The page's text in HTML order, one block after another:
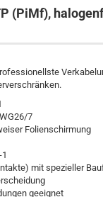
(PiMf),
7
Folienschirmung
mit spezieller
geeignet